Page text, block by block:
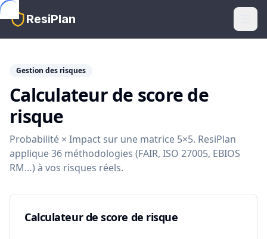
Skip to main content
ResiPlan
Gestion des risques
Calculateur de score de
risque
Probabilité × Impact sur une matrice 5×5. ResiPlan
applique 36 méthodologies (FAIR, ISO 27005, EBIOS
RM…) à vos risques réels.
Calculateur de score de risque